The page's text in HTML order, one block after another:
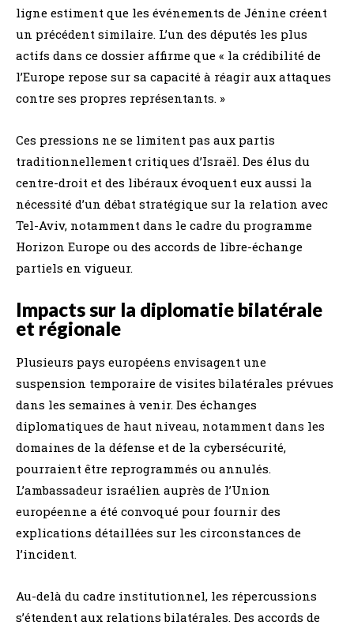
ligne estiment que les événements de Jénine créent
un précédent similaire. L’un des députés les plus
actifs dans ce dossier affirme que « la crédibilité de
l’Europe repose sur sa capacité à réagir aux attaques
contre ses propres représentants. »
Ces pressions ne se limitent pas aux partis
traditionnellement critiques d’Israël. Des élus du
centre-droit et des libéraux évoquent eux aussi la
nécessité d’un débat stratégique sur la relation avec
Tel-Aviv, notamment dans le cadre du programme
Horizon Europe ou des accords de libre-échange
partiels en vigueur.
Impacts sur la diplomatie bilatérale
et régionale
Plusieurs pays européens envisagent une
suspension temporaire de visites bilatérales prévues
dans les semaines à venir. Des échanges
diplomatiques de haut niveau, notamment dans les
domaines de la défense et de la cybersécurité,
pourraient être reprogrammés ou annulés.
L’ambassadeur israélien auprès de l’Union
européenne a été convoqué pour fournir des
explications détaillées sur les circonstances de
l’incident.
Au-delà du cadre institutionnel, les répercussions
s’étendent aux relations bilatérales. Des accords de